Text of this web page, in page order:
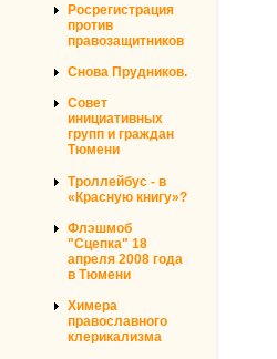
Росрегистрация
против
правозащитников
Снова Прудников.
Совет
инициативных
групп и граждан
Тюмени
Троллейбус - в
«Красную книгу»?
Флэшмоб
"Сцепка" 18
апреля 2008 года
в Тюмени
Химера
православного
клерикализма